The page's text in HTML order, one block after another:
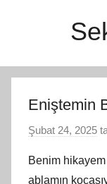
Eniştemin
Şubat 24, 2025
Benim
ablamın